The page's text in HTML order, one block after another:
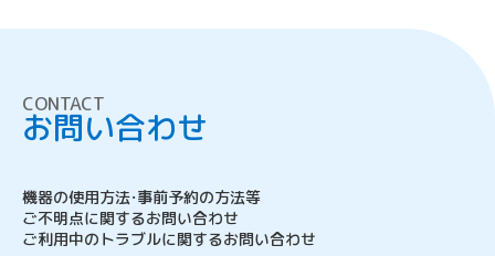
CONTACT
お問い合わせ
機器の使用方法・事前予約の方法等
ご不明点に関するお問い合わせ
ご利用中のトラブルに関するお問い合わせ